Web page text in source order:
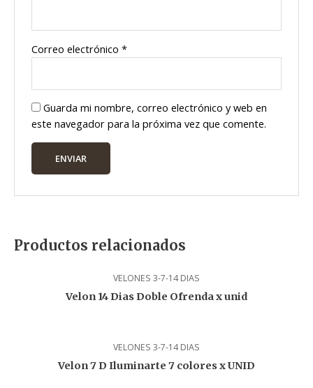
Correo electrónico*
Guarda mi nombre, correo electrónico y web en
este navegador para la próxima vez que comente.
Productos relacionados
VELONES 3-7-14 DIAS
Velon 14 Dias Doble Ofrenda x unid
VELONES 3-7-14 DIAS
Velon 7 D Iluminarte 7 colores x UNID